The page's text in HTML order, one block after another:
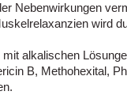
Nebenwirkungen
wird
alkalischen
B, Methohexital,